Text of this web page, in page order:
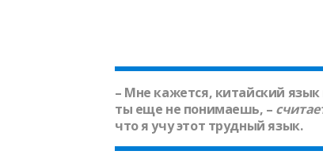
– Мне кажется, китайский
ты еще не понимаешь, –
что я учу этот трудный язык.